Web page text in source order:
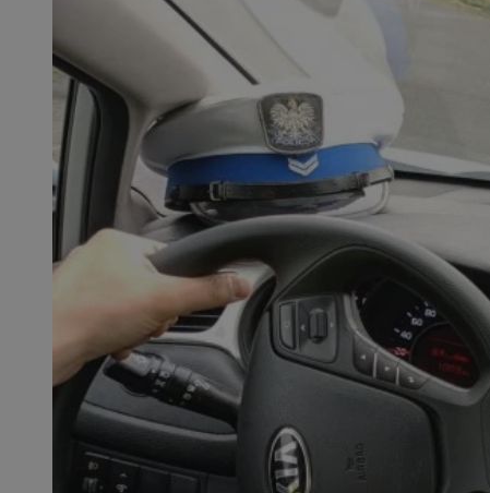
MvSessID
suid
INGRESSCOOKIE
CookieScriptConsent